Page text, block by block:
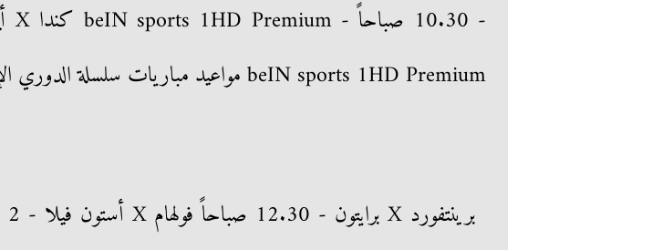
beIN sports 1HD Premium مواعيد مباريات سلسلة الدوري الإنجليزي الصيفية